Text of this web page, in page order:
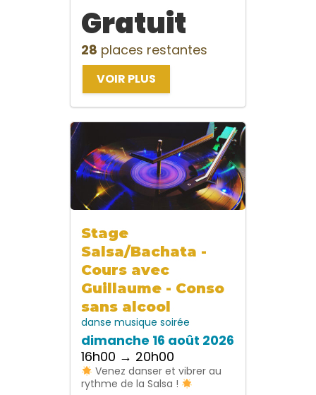
Gratuit
28 places restantes
VOIR PLUS
Stage
Salsa/Bachata -
Cours avec
Guillaume - Conso
sans alcool
danse musique soirée
dimanche 16 août 2026
16h00 → 20h00
Venez danser et vibrer au
rythme de la Salsa !